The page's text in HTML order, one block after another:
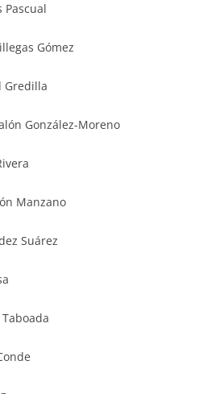
Pascual
Gómez
Gredilla
González-Moreno
Manzano
Suárez